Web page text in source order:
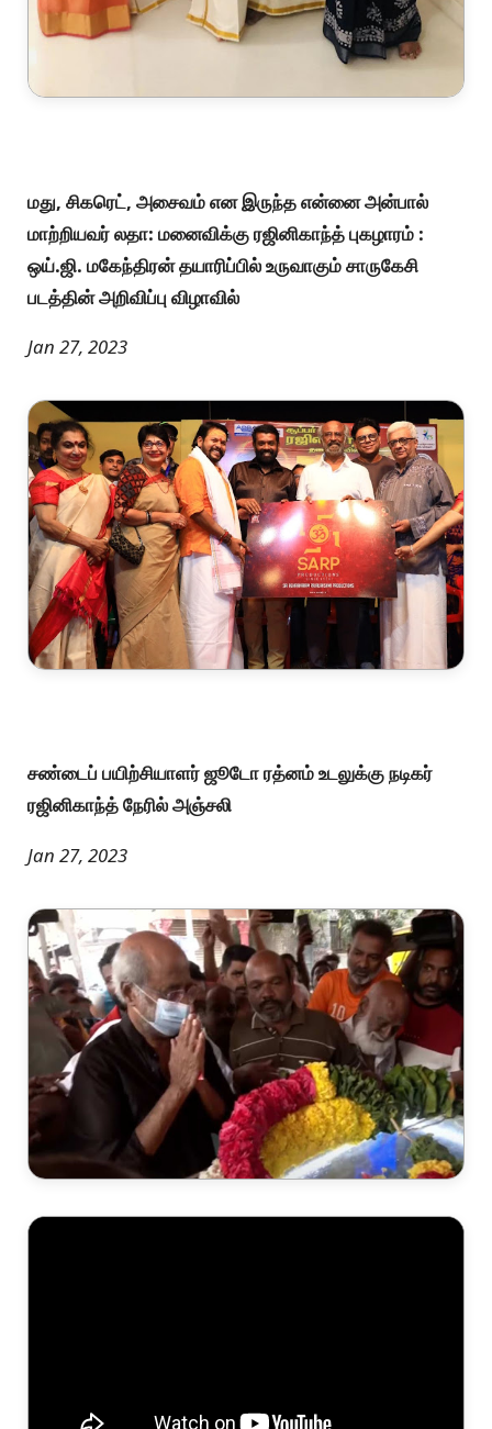
மது, சிகரெட், அசைவம் என இருந்த என்னை அன்பால்
மாற்றியவர் லதா: மனைவிக்கு ரஜினிகாந்த் புகழாரம் :
ஒய்.ஜி. மகேந்திரன் தயாரிப்பில் உருவாகும் சாருகேசி
படத்தின் அறிவிப்பு விழாவில்
Jan 27, 2023
சண்டைப் பயிற்சியாளர் ஜூடோ ரத்னம் உடலுக்கு நடிகர்
ரஜினிகாந்த் நேரில் அஞ்சலி
Jan 27, 2023